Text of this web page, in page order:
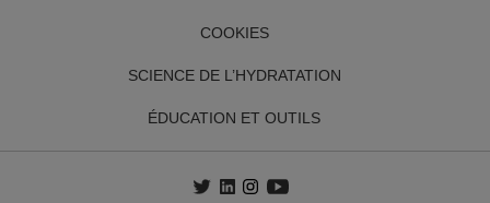
COOKIES
SCIENCE DE L’HYDRATATION
ÉDUCATION ET OUTILS